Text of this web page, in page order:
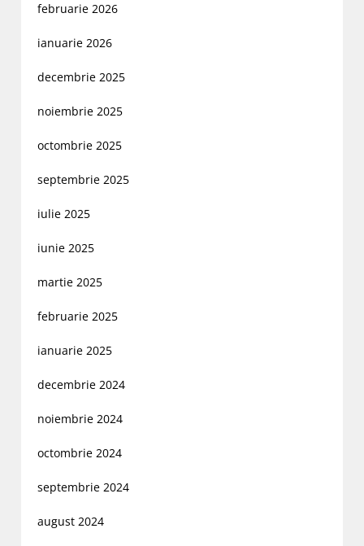
februarie 2026
ianuarie 2026
decembrie 2025
noiembrie 2025
octombrie 2025
septembrie 2025
iulie 2025
iunie 2025
martie 2025
februarie 2025
ianuarie 2025
decembrie 2024
noiembrie 2024
octombrie 2024
septembrie 2024
august 2024